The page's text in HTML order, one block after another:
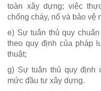
toàn xây dựng; việc
chống cháy, nổ và bảo vệ
e) Sự tuân thủ quy
theo quy định của pháp
thuật;
g) Sự tuân thủ quy định
mức đầu tư xây dựng.